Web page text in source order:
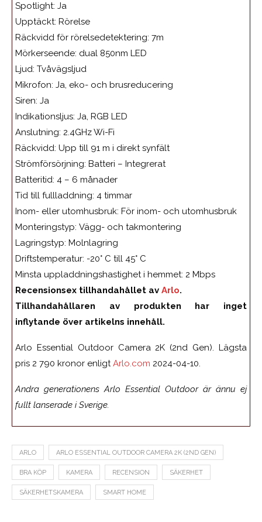
Spotlight: Ja
Upptäckt: Rörelse
Räckvidd för rörelsedetektering: 7m
Mörkerseende: dual 850nm LED
Ljud: Tvåvägsljud
Mikrofon: Ja, eko- och brusreducering
Siren: Ja
Indikationsljus: Ja, RGB LED
Anslutning: 2.4GHz Wi-Fi
Räckvidd: Upp till 91 m i direkt synfält
Strömförsörjning: Batteri – Integrerat
Batteritid: 4 – 6 månader
Tid till fullladdning: 4 timmar
Inom- eller utomhusbruk: För inom- och utomhusbruk
Monteringstyp: Vägg- och takmontering
Lagringstyp: Molnlagring
Driftstemperatur: -20° C till 45° C
Minsta uppladdningshastighet i hemmet: 2 Mbps
Recensionsex tillhandahållet av Arlo.
Tillhandahållaren av produkten har inget
inflytande över artikelns innehåll.
Arlo Essential Outdoor Camera 2K (2nd Gen). Lägsta
pris 2 790 kronor enligtArlo.com 2024-04-10.
Andra generationens Arlo Essential Outdoor är ännu ej
fullt lanserade i Sverige.
ARLO ARLO ESSENTIAL OUTDOOR CAMERA 2K (2ND GEN)
BRA KÖP KAMERA RECENSION SÄKERHET
SÄKERHETSKAMERA SMART HOME